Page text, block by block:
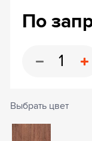
По
Выбрать цвет